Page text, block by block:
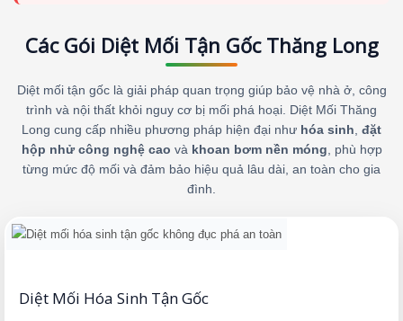
Các Gói Diệt Mối Tận Gốc Thăng Long
Diệt mối tận gốc là giải pháp quan trọng giúp bảo vệ nhà ở, công
trình và nội thất khỏi nguy cơ bị mối phá hoại. Diệt Mối Thăng
Long cung cấp nhiều phương pháp hiện đại như hóa sinh đặt
hộp nhử công nghệ cao và khoan bơm nền móng , phù hợp
từng mức độ mối và đảm bảo hiệu quả lâu dài, an toàn cho gia
đình.
Diệt Mối Hóa Sinh Tận Gốc